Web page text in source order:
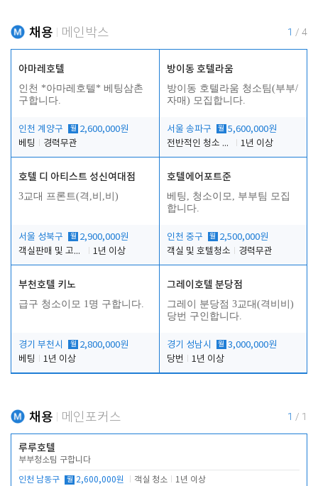
채용 메인박스 1 / 4
아마레호텔
인천 *아마레호텔* 베팅삼촌
구합니다.
인천 계양구 월 2,600,000원
베팅
경력무관
방이동 호텔라움
방이동 호텔라움 청소팀(부부/
자매) 모집합니다.
서울 송파구 월 5,600,000원
전반적인 청소 업무(객실청소.객실정리)
1년 이상
호텔 디 아티스트 성신여대점
3교대 프론트(격,비,비)
서울 성북구 월 2,900,000원
객실판매 및 고객응대
1년 이상
호텔에어포트준
베팅, 청소이모, 부부팀 모집
합니다.
인천 중구 월 2,500,000원
객실 및 호텔청소
경력무관
부천호텔 키노
급구 청소이모 1명 구합니다.
경기 부천시 월 2,800,000원
베팅
1년 이상
그레이호텔 분당점
그레이 분당점 3교대(격비비)
당번 구인합니다.
경기 성남시 월 3,000,000원
당번
1년 이상
채용 메인포커스 1 / 1
루루호텔
부부청소팀 구합니다
인천 남동구 월 2,600,000원 객실 청소 1년 이상